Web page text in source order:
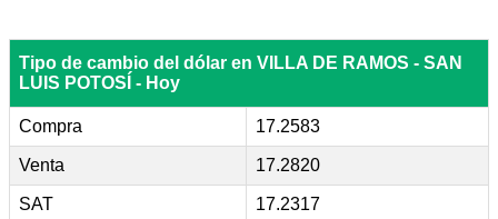
Tipo de cambio del dólar en VILLA DE RAMOS - SAN
LUIS POTOSÍ - Hoy
Compra 17.2583
Venta 17.2820
SAT 17.2317